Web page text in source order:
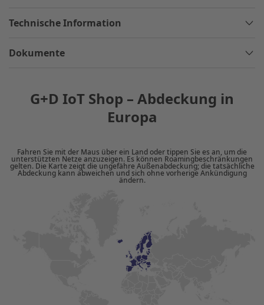
Technische Information
Dokumente
G+D IoT Shop – Abdeckung in
Europa
Fahren Sie mit der Maus über ein Land oder tippen Sie es an, um die
unterstützten Netze anzuzeigen. Es können Roamingbeschränkungen
gelten. Die Karte zeigt die ungefähre Außenabdeckung; die tatsächliche
Abdeckung kann abweichen und sich ohne vorherige Ankündigung
ändern.